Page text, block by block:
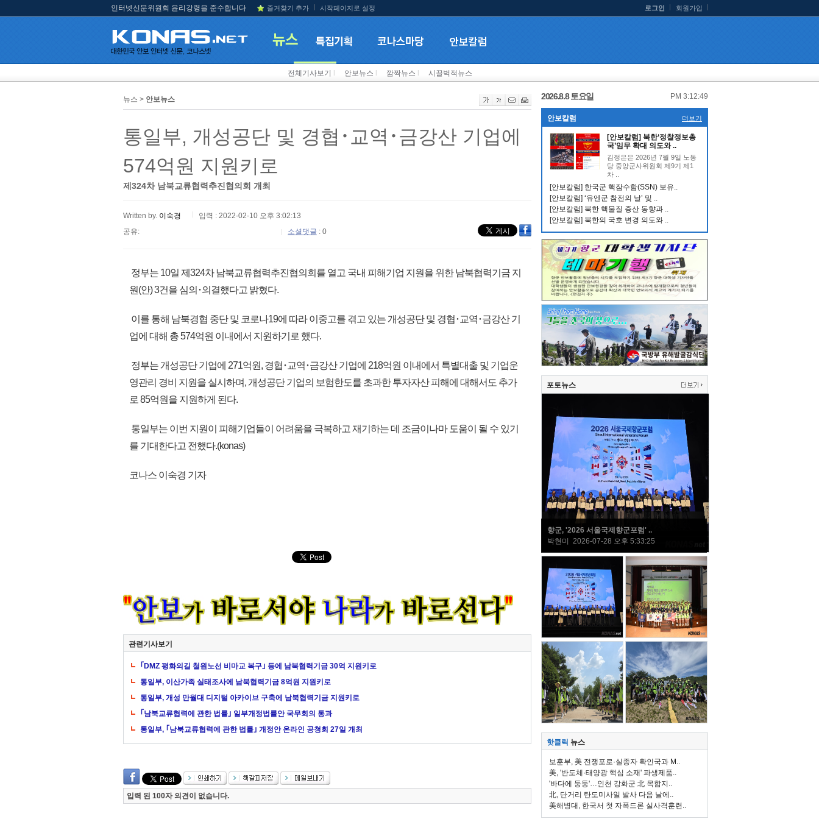
인터넷신문위원회 윤리강령을 준수합니다 즐겨찾기 추가 시작페이지로 설정 로그인 회원가입
전체기사보기 안보뉴스 깜짝뉴스 시끌벅적뉴스
뉴스 > 안보뉴스
통일부, 개성공단 및 경협･교역･금강산 기업에
574억원 지원키로
제324차 남북교류협력추진협의회 개최
Written by. 이숙경
입력 : 2022-02-10 오후 3:02:13
공유:
소셜댓글 : 0
정부는 10일 제324차 남북교류협력추진협의회를 열고 국내 피해기업 지원을 위한 남북협력기금 지
원(안) 3건을 심의･의결했다고 밝혔다.
이를 통해 남북경협 중단 및 코로나19에 따라 이중고를 겪고 있는 개성공단 및 경협･교역･금강산 기
업에 대해 총 574억원 이내에서 지원하기로 했다.
정부는 개성공단 기업에 271억원, 경협･교역･금강산 기업에 218억원 이내에서 특별대출 및 기업운
영관리 경비 지원을 실시하며, 개성공단 기업의 보험한도를 초과한 투자자산 피해에 대해서도 추가
로 85억원을 지원하게 된다.
통일부는 이번 지원이 피해기업들이 어려움을 극복하고 재기하는 데 조금이나마 도움이 될 수 있기
를 기대한다고 전했다.(konas)
코나스 이숙경 기자
관련기사보기
｢DMZ 평화의길 철원노선 비마교 복구｣ 등에 남북협력기금 30억 지원키로
통일부, 이산가족 실태조사에 남북협력기금 8억원 지원키로
통일부, 개성 만월대 디지털 아카이브 구축에 남북협력기금 지원키로
｢남북교류협력에 관한 법률｣ 일부개정법률안 국무회의 통과
통일부, ｢남북교류협력에 관한 법률｣ 개정안 온라인 공청회 27일 개최
입력 된 100자 의견이 없습니다.
2026.8.8 토요일 PM 3:12:49
안보칼럼 더보기
[안보칼럼] 북한‘정찰정보총
국’임무 확대 의도와 ..
김정은은 2026년 7월 9일 노동
당 중앙군사위원회 제9기 제1
차 ..
[안보칼럼] 한국군 핵잠수함(SSN) 보유..
[안보칼럼] ‘유엔군 참전의 날’ 및 ..
[안보칼럼] 북한 핵물질 증산 동향과 ..
[안보칼럼] 북한의 국호 변경 의도와 ..
포토뉴스
향군, '2026 서울국제향군포럼' ..
박현미 2026-07-28 오후 5:33:25
핫클릭 뉴스
보훈부, 美 전쟁포로·실종자 확인국과 M..
美, '반도체·태양광 핵심 소재' 파생제품..
'바다에 둥둥'…인천 강화군 北 목함지..
北, 단거리 탄도미사일 발사 다음 날에..
美해병대, 한국서 첫 자폭드론 실사격훈련..